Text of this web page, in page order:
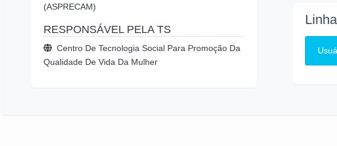
(ASPRECAM)
RESPONSÁVEL PELA TS
Centro De Tecnologia Social Para Promoção Da
Qualidade De Vida Da Mulher